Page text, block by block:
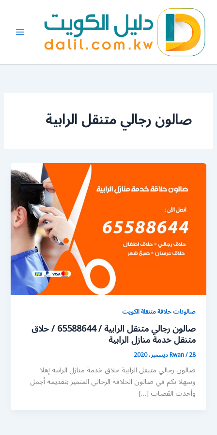
المحتوى
صالون رجالي متنقل الرابية
صالونات حلاقة متنقلة الكويت
صالون رجالي متنقل الرابية / 65588644 / حلاق
متنقل خدمة منازل الرابية
Rwan/28 ديسمبر، 2020
صالون رجالي متنقل الرابية حلاق خدمة منازل الرابية إهلا
وسهلا بكم في صالون الحلاقة الرجالي المتميز بتقديمه أجمل
وأحدث القصات […]